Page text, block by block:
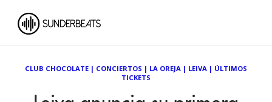
CLUB CHOCOLATE | CONCIERTOS | LA OREJA | LEIVA | ÚLTIMOS
TICKETS